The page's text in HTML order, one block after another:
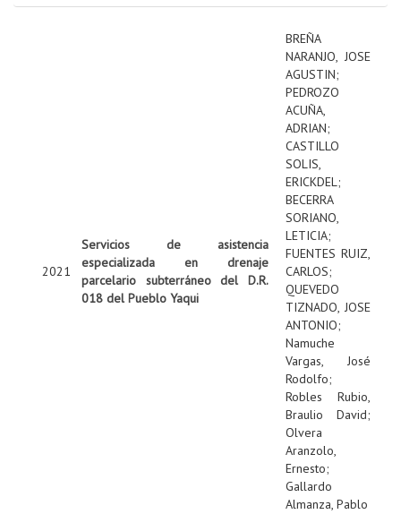
2021
Servicios de asistencia
especializada en drenaje
parcelario subterráneo del D.R.
018 del Pueblo Yaqui
BREÑA
NARANJO, JOSE
AGUSTIN;
PEDROZO
ACUÑA,
ADRIAN;
CASTILLO
SOLIS,
ERICKDEL;
BECERRA
SORIANO,
LETICIA;
FUENTES RUIZ,
CARLOS;
QUEVEDO
TIZNADO, JOSE
ANTONIO;
Namuche
Vargas, José
Rodolfo;
Robles Rubio,
Braulio David;
Olvera
Aranzolo,
Ernesto;
Gallardo
Almanza, Pablo